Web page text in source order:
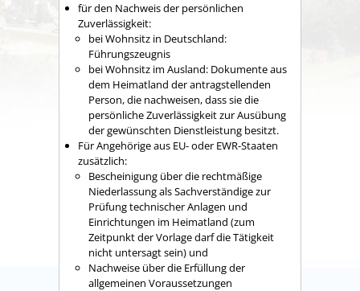
für den Nachweis der persönlichen
Zuverlässigkeit:
bei Wohnsitz in Deutschland:
Führungszeugnis
bei Wohnsitz im Ausland: Dokumente aus
dem Heimatland der antragstellenden
Person, die nachweisen, dass sie die
persönliche Zuverlässigkeit zur Ausübung
der gewünschten Dienstleistung besitzt.
Für Angehörige aus EU- oder EWR-Staaten
zusätzlich:
Bescheinigung über die rechtmäßige
Niederlassung als Sachverständige zur
Prüfung technischer Anlagen und
Einrichtungen im Heimatland (zum
Zeitpunkt der Vorlage darf die Tätigkeit
nicht untersagt sein) und
Nachweise über die Erfüllung der
allgemeinen Voraussetzungen